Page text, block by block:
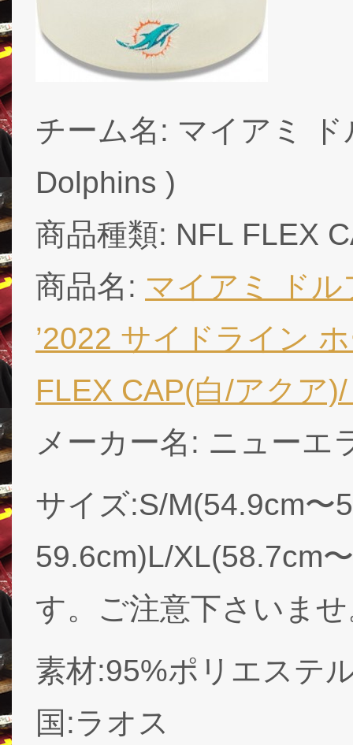
チーム名: マイアミ
Dolphins )
商品種類: NFL FLEX
商品名: マイアミ ド
’2022 サイドライン
FLEX CAP(白/アクア
メーカー名: ニューエ
サイズ:S/M(54.9cm〜
59.6cm)L/XL(58.7cm
す。ご注意下さいま
素材:95%ポリエステ
国:ラオス